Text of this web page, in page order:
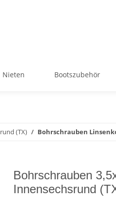
Nieten Bootszubehör
(TX) Bohrschrauben
Bohrschrauben
Innensechsrund